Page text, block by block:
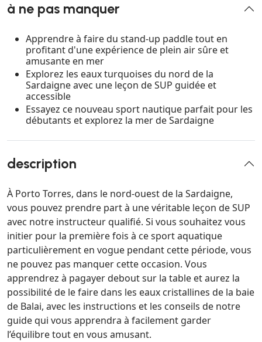
à ne pas manquer
Apprendre à faire du stand-up paddle tout en
profitant d'une expérience de plein air sûre et
amusante en mer
Explorez les eaux turquoises du nord de la
Sardaigne avec une leçon de SUP guidée et
accessible
Essayez ce nouveau sport nautique parfait pour les
débutants et explorez la mer de Sardaigne
description
À Porto Torres, dans le nord-ouest de la Sardaigne,
vous pouvez prendre part à une véritable leçon de SUP
avec notre instructeur qualifié. Si vous souhaitez vous
initier pour la première fois à ce sport aquatique
particulièrement en vogue pendant cette période, vous
ne pouvez pas manquer cette occasion. Vous
apprendrez à pagayer debout sur la table et aurez la
possibilité de le faire dans les eaux cristallines de la baie
de Balai, avec les instructions et les conseils de notre
guide qui vous apprendra à facilement garder
l’équilibre tout en vous amusant.